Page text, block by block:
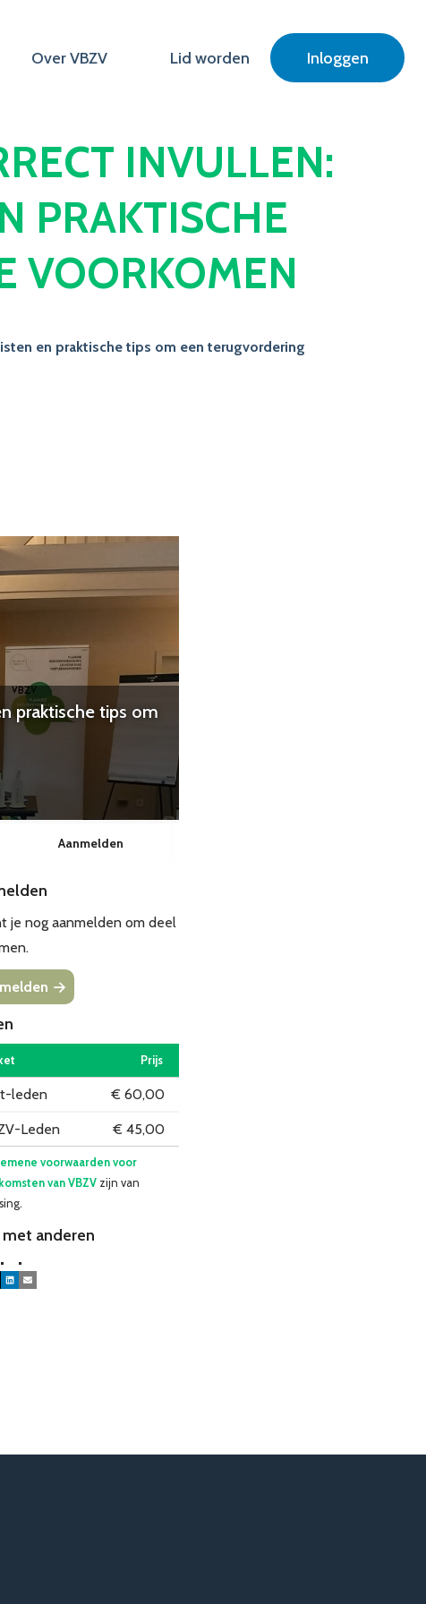
Over VBZV Lid worden Inloggen
INVULLEN:
PRAKTISCHE
VOORKOMEN
en praktische tips om een terugvordering
praktische tips om
Aanmelden
je nog aanmelden om deel
Prijs
leden € 60,00
Leden € 45,00
voorwaarden voor
van VBZV zijn van
anderen
LinkedInE-mail